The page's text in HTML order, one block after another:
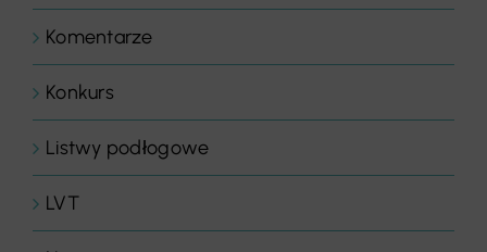
Komentarze
Konkurs
Listwy podłogowe
LVT